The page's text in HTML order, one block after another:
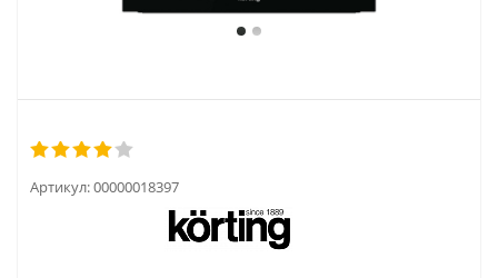
Артикул:00000018397